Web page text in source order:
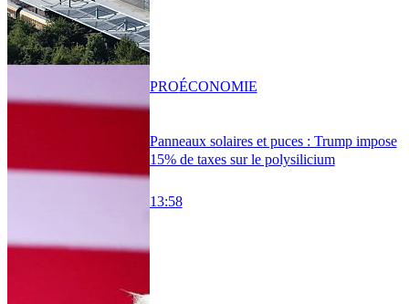
Panneaux solaires et puces : Trump impose
15% de taxes sur le polysilicium
13:58
PROÉCONOMIE